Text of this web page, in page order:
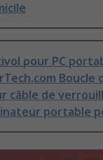
pour PC
Boucle
câble de
portable